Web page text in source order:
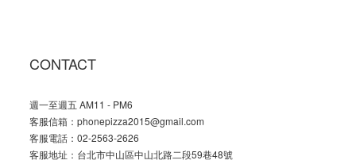
CONTACT
週一至週五 AM11 - PM6
客服信箱：phonepizza2015@gmail.com
客服電話：02-2563-2626
客服地址：台北市中山區中山北路二段59巷48號